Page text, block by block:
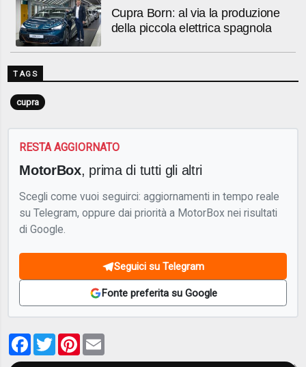
Cupra Born: al via la produzione
della piccola elettrica spagnola
TAGS
cupra
RESTA AGGIORNATO
MotorBox, prima di tutti gli altri
Scegli come vuoi seguirci: aggiornamenti in tempo reale
su Telegram, oppure dai priorità a MotorBox nei risultati
di Google.
Seguici su Telegram
Fonte preferita su Google
Facebook
TwitterPinterest